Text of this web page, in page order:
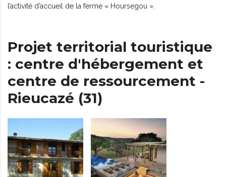
l’activité d’accueil de la ferme « Hoursegou ».
Projet territorial touristique
: centre d'hébergement et
centre de ressourcement -
Rieucazé (31)